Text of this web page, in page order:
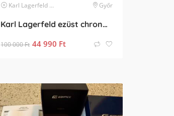
Karl Lagerfeld karóra Győr
Karl Lagerfeld ezüst chrono karóra Féláron
100 000Ft 44 990 Ft